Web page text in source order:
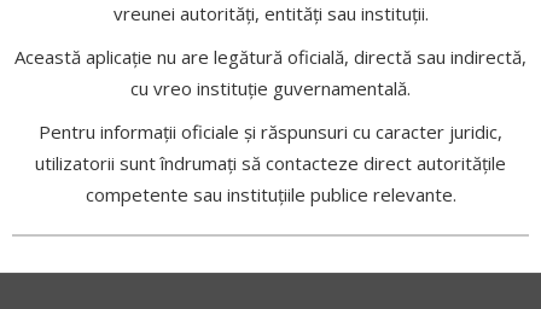
vreunei autorități, entități sau instituții.
Această aplicație nu are legătură oficială, directă sau indirectă,
cu vreo instituție guvernamentală.
Pentru informații oficiale și răspunsuri cu caracter juridic,
utilizatorii sunt îndrumați să contacteze direct autoritățile
competente sau instituțiile publice relevante.